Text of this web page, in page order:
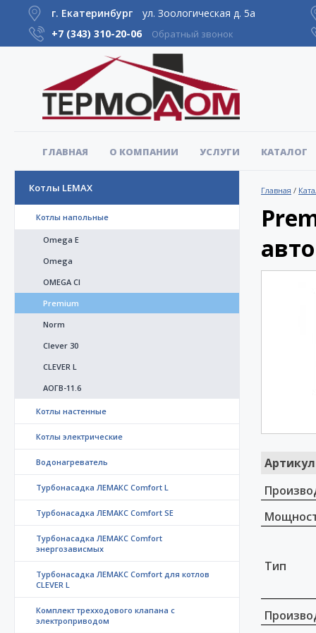
г. Екатеринбург
ул. Зоологическая д. 5а
+7 (343) 310-20-06 Обратный звонок
ГЛАВНАЯ О КОМПАНИИ УСЛУГИ КАТАЛОГ
Котлы LEMAX
Котлы напольные
Omega E
Omega
OMEGA CI
Premium
Norm
Clever 30
CLEVER L
АОГВ-11.6
Котлы настенные
Котлы электрические
Водонагреватель
Турбонасадка ЛЕМАКС Comfort L
Турбонасадка ЛЕМАКС Comfort SE
Турбонасадка ЛЕМАКС Comfort
энергозависмых
Турбонасадка ЛЕМАКС Comfort для котлов
CLEVER L
Комплект трехходового клапана с
электроприводом
Главная /
Артикул
Тип